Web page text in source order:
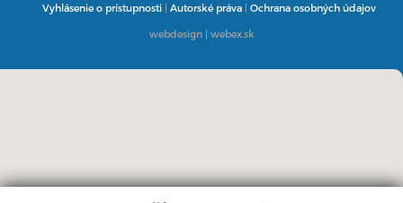
Vyhlásenie o prístupnosti | Autorské práva | Ochrana osobných údajov
webdesign| webex.sk